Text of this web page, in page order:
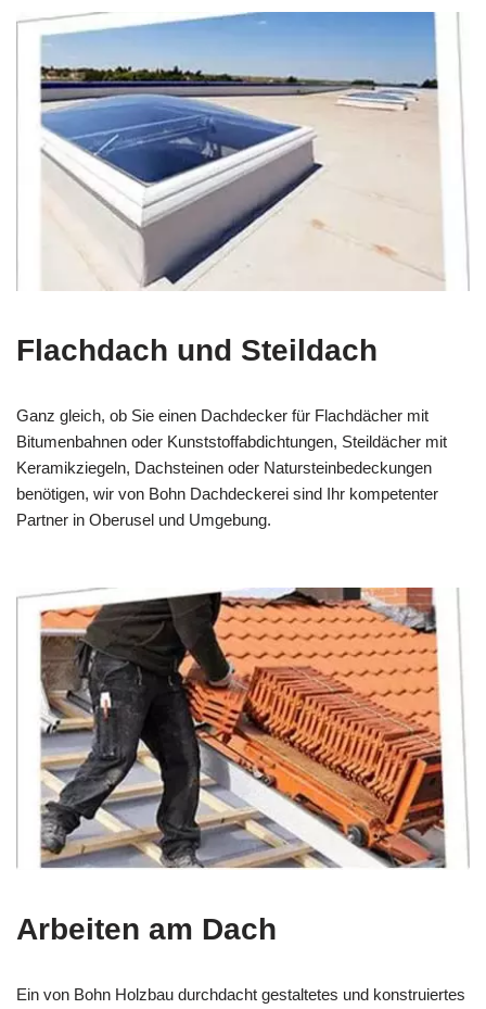
Flachdach und Steildach
Ganz gleich, ob Sie einen Dachdecker für Flachdächer mit
Bitumenbahnen oder Kunststoffabdichtungen, Steildächer mit
Keramikziegeln, Dachsteinen oder Natursteinbedeckungen
benötigen, wir von Bohn Dachdeckerei sind Ihr kompetenter
Partner in Oberusel und Umgebung.
Arbeiten am Dach
Ein von Bohn Holzbau durchdacht gestaltetes und konstruiertes